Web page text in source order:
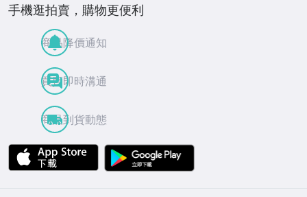
手機逛拍賣，購物更便利
商品降價通知
買賣即時溝通
商品到貨動態
APP Store